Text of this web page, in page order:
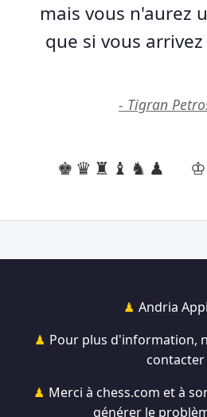
mais vous n'aurez
que si vous
- Tigran
♚♛♜♝♞♟
Andria
Pour plus d'information,
contacter
Merci à chess.com et à
générer le